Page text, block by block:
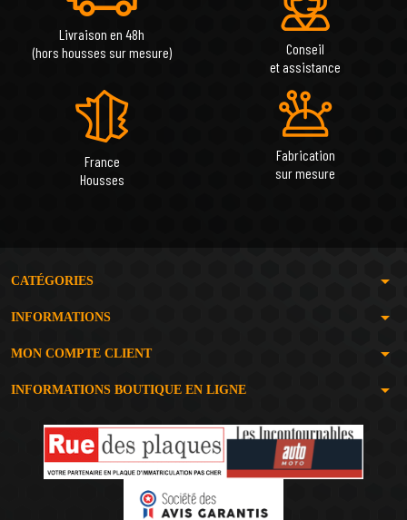
Livraison en 48h
(hors housses sur mesure)
Conseil
et assistance
France
Housses
Fabrication
sur mesure
CATÉGORIES arrow_drop_down
INFORMATIONS arrow_drop_down
MON COMPTE CLIENT arrow_drop_down
INFORMATIONS BOUTIQUE EN LIGNE arrow_drop_down